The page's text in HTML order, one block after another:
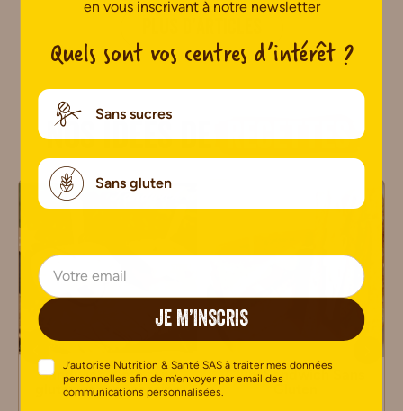
Nos idées derecettes
Sandwich d’été sans
gluten et sans caséine
Club-Sandwich Sans
en vous inscrivant à notre newsletter
Quels sont vos centres d’intérêt ?
Sans sucres
Sans gluten
JE M’INSCRIS
J’autorise Nutrition & Santé SAS à traiter mes données
personnelles afin de m’envoyer par email des
communications personnalisées.